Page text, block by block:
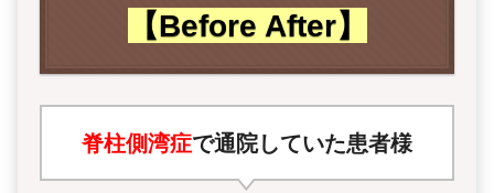
【Before After】
脊柱側湾症で通院していた患者様